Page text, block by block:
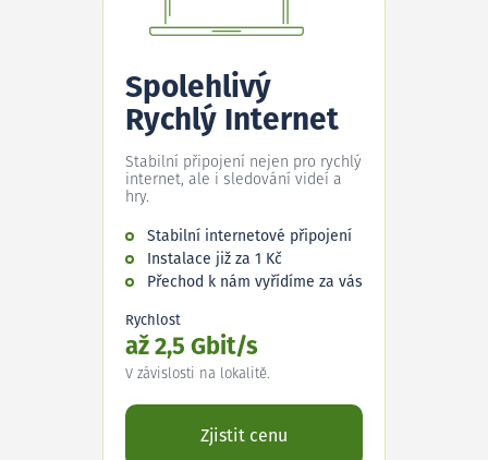
Spolehlivý
Rychlý Internet
Stabilní připojení nejen pro rychlý
internet, ale i sledování videí a
hry.
Stabilní internetové připojení
Instalace již za 1 Kč
Přechod k nám vyřídíme za vás
Rychlost
až 2,5 Gbit/s
V závislosti na lokalitě.
Zjistit cenu